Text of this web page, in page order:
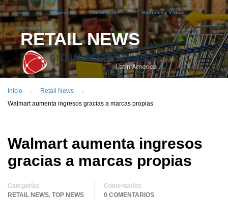
Login Register Newsletter Biblioteca Virtual
International
RETAIL NEWS
Inicio
Retail News
Walmart aumenta ingresos gracias a marcas propias
Walmart aumenta ingresos
gracias a marcas propias
Categorías
RETAIL NEWS TOP NEWS
Comentarios
0 COMENTARIOS